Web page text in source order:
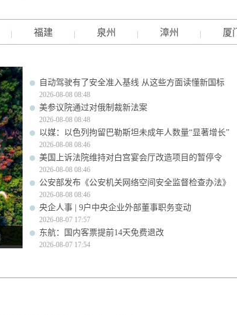
福建 泉州 漳州 厦门
自动驾驶有了安全准入基线 从这些方面读懂新国标
2026-08-08 08:48
美参议院通过对俄制裁新法案
2026-08-08 08:48
以媒：以色列拘留巴勒斯坦未成年人数量“显著增长”
2026-08-08 08:46
美国上诉法院维持对白宫宴会厅改造项目的暂停令
2026-08-08 08:46
公安部发布《公安机关网络空间安全监督检查办法》
2026-08-08 08:46
央企人事 | 9户中央企业外部董事职务变动
2026-08-07 17:57
东航：国内客票提前14天免费退改
2026-08-07 17:54